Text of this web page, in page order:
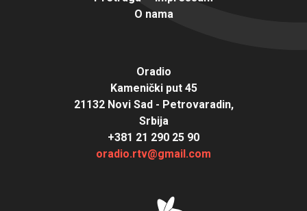
O nama
Oradio
Kamenički put 45
21132 Novi Sad - Petrovaradin,
Srbija
+381 21 290 25 90
oradio.rtv@gmail.com